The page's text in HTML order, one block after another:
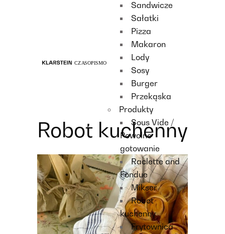
Sandwicze
Sałatki
Pizza
Makaron
Lody
Sosy
Burger
Przekąska
Produkty
Sous Vide /
Powolne
gotowanie
Raclette and
Fondue
Mikser
Robot
kuchenny
Frytownica
Robot kuchenny